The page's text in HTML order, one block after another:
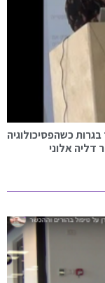
כשהפסיכולוגיה
דליה אלוני